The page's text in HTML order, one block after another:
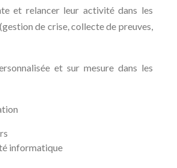
et relancer leur activité dans les
de crise, collecte de preuves,
et sur mesure dans les
informatique